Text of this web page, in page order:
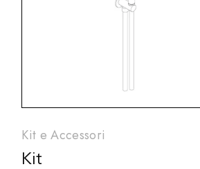
Kit e Accessori
Kit